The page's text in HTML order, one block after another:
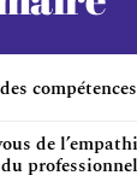
des
de
professionnel